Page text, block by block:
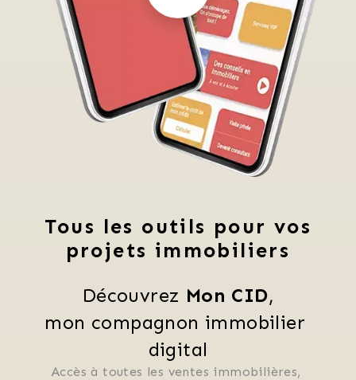
Tous les outils pour vos
projets immobiliers
Découvrez Mon CID,
mon compagnon immobilier
digital
Accès à toutes les ventes immobilières,